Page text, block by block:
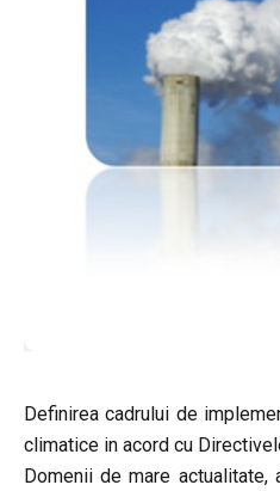
Definirea cadrului de
climatice in acord cu
Domenii de mare